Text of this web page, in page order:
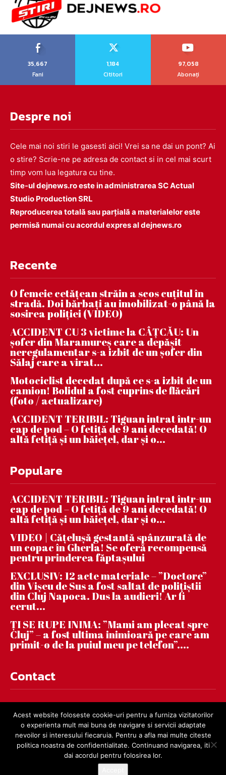
35,667
Fani
1,184
Cititori
97,058
Abonați
Despre noi
Cele mai noi stiri le gasesti aici! Vrei sa ne dai un pont? Ai
o stire? Scrie-ne pe adresa de contact si in cel mai scurt
timp vom lua legatura cu tine.
Site-ul dejnews.ro este in administrarea SC Actual
Studio Production SRL
Reproducerea totală sau parțială a materialelor este
permisă numai cu acordul expres al dejnews.ro
Recente
O femeie cetățean străin a scos cuțitul în
stradă. Doi bărbați au imobilizat-o până la
sosirea poliției (VIDEO)
ACCIDENT CU 3 victime la CÂȚCĂU: Un
șofer din Maramureș care a depășit
neregulamentar s-a izbit de un șofer din
Sălaj care a virat...
Motociclist decedat după ce s-a izbit de un
camion! Bolidul a fost cuprins de flăcări
(foto / actualizare)
ACCIDENT TERIBIL: Tiguan intrat într-un
cap de pod – O fetiță de 9 ani decedată! O
altă fetiță și un băiețel, dar și o...
Populare
ACCIDENT TERIBIL: Tiguan intrat într-un
cap de pod – O fetiță de 9 ani decedată! O
altă fetiță și un băiețel, dar și o...
VIDEO | Căţeluşă gestantă spânzurată de
un copac în Gherla! Se oferă recompensă
pentru prinderea făptaşului
EXCLUSIV: 12 acte materiale – ”Doctore”
din Vișeu de Sus a fost saltat de polițiștii
din Cluj Napoca. Dus la audieri! Ar fi
cerut...
ȚI SE RUPE INIMA: ”Mami am plecat spre
Cluj” – a fost ultima inimioară pe care am
primit-o de la puiul meu pe telefon”....
Contact
Acest website foloseste cookie-uri pentru a furniza vizitatorilor
o experienta mult mai buna de navigare si servicii adaptate
nevoilor si interesului fiecaruia. Pentru a afla mai multe citeste
politica noastra de confidentialitate. Continuand navigarea, iti
dai acordul pentru folosirea lor.